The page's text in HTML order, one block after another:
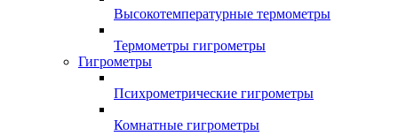
Высокотемпературные термометры
Термометры гигрометры
Гигрометры
Психрометрические гигрометры
Комнатные гигрометры